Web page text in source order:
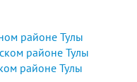
районе Тулы
районе Тулы
районе Тулы